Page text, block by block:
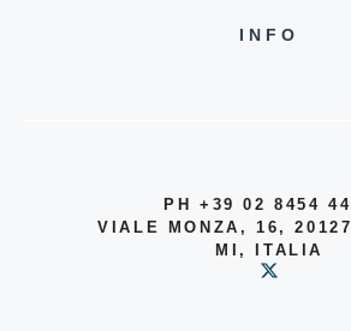
INFO
PH +39 02 8454
VIALE MONZA, 16,
MI, ITALIA